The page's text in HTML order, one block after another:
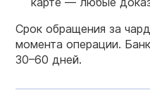
Срок обращения за
момента операции.
30–60 дней.